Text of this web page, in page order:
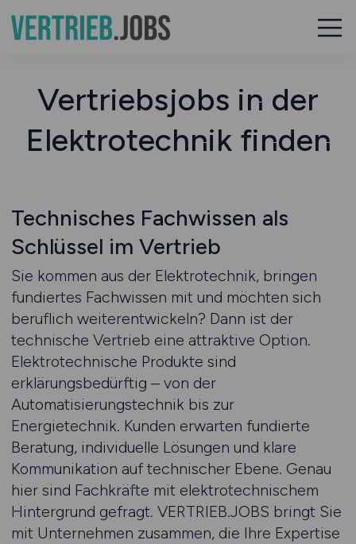
Vertriebsjobs in der
Elektrotechnik finden
Technisches Fachwissen als
Schlüssel im Vertrieb
Sie kommen aus der Elektrotechnik, bringen
fundiertes Fachwissen mit und möchten sich
beruflich weiterentwickeln? Dann ist der
technische Vertrieb eine attraktive Option.
Elektrotechnische Produkte sind
erklärungsbedürftig – von der
Automatisierungstechnik bis zur
Energietechnik. Kunden erwarten fundierte
Beratung, individuelle Lösungen und klare
Kommunikation auf technischer Ebene. Genau
hier sind Fachkräfte mit elektrotechnischem
Hintergrund gefragt. VERTRIEB.JOBS bringt Sie
mit Unternehmen zusammen, die Ihre Expertise